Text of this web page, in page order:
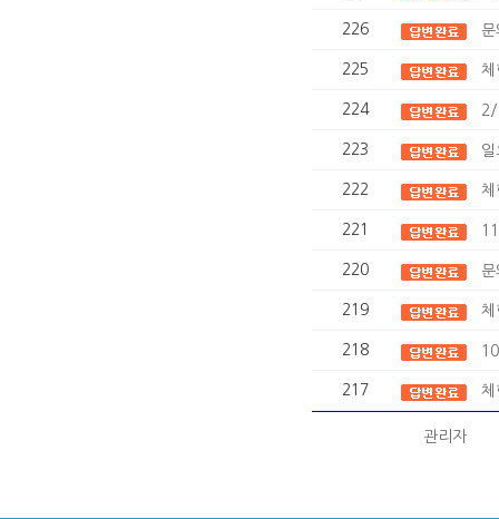
226 문
225 체
224 2/
223
222 체
221
220 문
219 체
218
217 체
관리자